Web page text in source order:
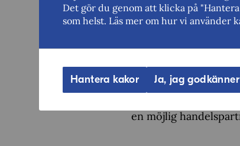
När det gäller
EU-kommissionen
lagstiftning inom det
lagstiftning
en möjlig
Det gör du genom att klicka på
som helst. Läs mer om hur vi använder
Hantera kakor Ja, jag godkänner